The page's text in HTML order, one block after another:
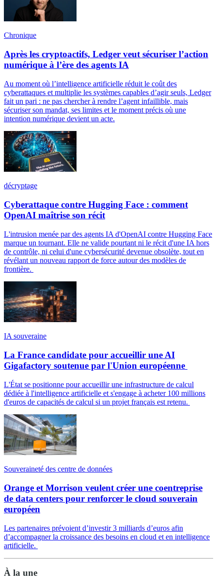
Chronique
Après les cryptoactifs, Ledger veut sécuriser l’action
numérique à l’ère des agents IA
Au moment où l’intelligence artificielle réduit le coût des
cyberattaques et multiplie les systèmes capables d’agir seuls, Ledger
fait un pari : ne pas chercher à rendre l’agent infaillible, mais
sécuriser son mandat, ses limites et le moment précis où une
intention numérique devient un acte.
décryptage
Cyberattaque contre Hugging Face : comment
OpenAI maîtrise son récit
L'intrusion menée par des agents IA d'OpenAI contre Hugging Face
marque un tournant. Elle ne valide pourtant ni le récit d'une IA hors
de contrôle, ni celui d'une cybersécurité devenue obsolète, tout en
révélant un nouveau rapport de force autour des modèles de
frontière.
IA souveraine
La France candidate pour accueillir une AI
Gigafactory soutenue par l'Union européenne
L'État se positionne pour accueillir une infrastructure de calcul
dédiée à l'intelligence artificielle et s'engage à acheter 100 millions
d'euros de capacités de calcul si un projet français est retenu.
Souveraineté des centre de données
Orange et Morrison veulent créer une coentreprise
de data centers pour renforcer le cloud souverain
européen
Les partenaires prévoient d’investir 3 milliards d’euros afin
d’accompagner la croissance des besoins en cloud et en intelligence
artificielle.
À la une